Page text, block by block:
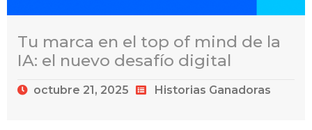
Tu marca en el top of mind de la
IA: el nuevo desafío digital
octubre 21, 2025 Historias Ganadoras